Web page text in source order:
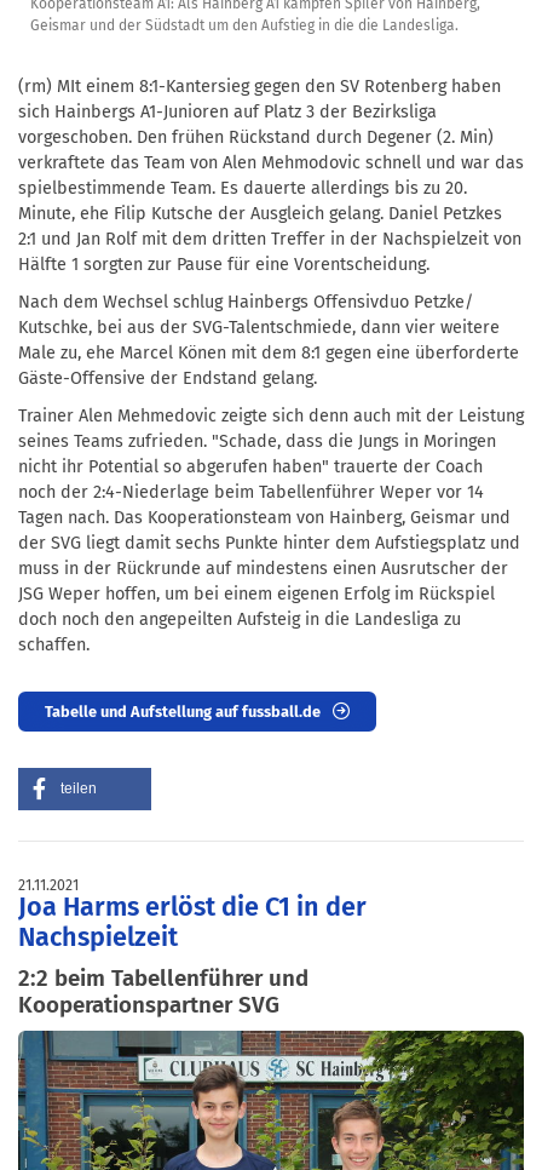
Kooperationsteam A1: Als Hainberg A1 kämpfen Spiler von Hainberg,
Geismar und der Südstadt um den Aufstieg in die die Landesliga.
(rm) MIt einem 8:1-Kantersieg gegen den SV Rotenberg haben
sich Hainbergs A1-Junioren auf Platz 3 der Bezirksliga
vorgeschoben. Den frühen Rückstand durch Degener (2. Min)
verkraftete das Team von Alen Mehmodovic schnell und war das
spielbestimmende Team. Es dauerte allerdings bis zu 20.
Minute, ehe Filip Kutsche der Ausgleich gelang. Daniel Petzkes
2:1 und Jan Rolf mit dem dritten Treffer in der Nachspielzeit von
Hälfte 1 sorgten zur Pause für eine Vorentscheidung.
Nach dem Wechsel schlug Hainbergs Offensivduo Petzke/
Kutschke, bei aus der SVG-Talentschmiede, dann vier weitere
Male zu, ehe Marcel Könen mit dem 8:1 gegen eine überforderte
Gäste-Offensive der Endstand gelang.
Trainer Alen Mehmedovic zeigte sich denn auch mit der Leistung
seines Teams zufrieden. "Schade, dass die Jungs in Moringen
nicht ihr Potential so abgerufen haben" trauerte der Coach
noch der 2:4-Niederlage beim Tabellenführer Weper vor 14
Tagen nach. Das Kooperationsteam von Hainberg, Geismar und
der SVG liegt damit sechs Punkte hinter dem Aufstiegsplatz und
muss in der Rückrunde auf mindestens einen Ausrutscher der
JSG Weper hoffen, um bei einem eigenen Erfolg im Rückspiel
doch noch den angepeilten Aufsteig in die Landesliga zu
schaffen.
Tabelle und Aufstellung auf fussball.de
teilen
21.11.2021
Joa Harms erlöst die C1 in der
Nachspielzeit
2:2 beim Tabellenführer und
Kooperationspartner SVG